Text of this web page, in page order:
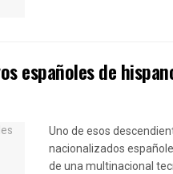
españoles de
Uno de esos
nacionalizados
de una multinacional